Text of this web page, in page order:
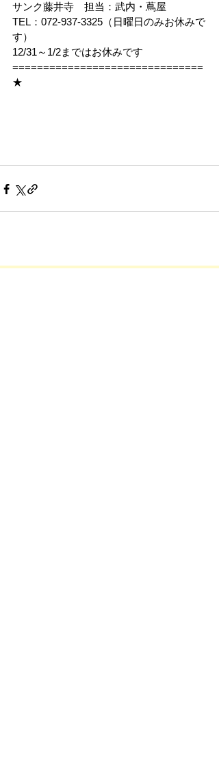
サンク藤井寺　担当：武内・蔦屋
TEL：072-937-3325（日曜日のみお休みで
す）
12/31～1/2まではお休みです
===============================
★